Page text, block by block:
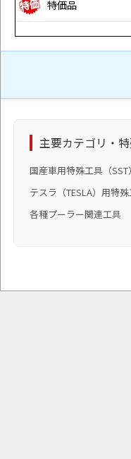
特価品
主要カテゴリ・
国産車用特殊工具（SST）
テスラ（TESLA）用特
各種プーラー関連工具